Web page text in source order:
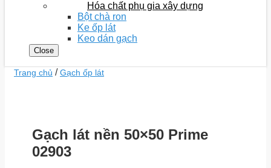
Hóa chất phụ gia xây dựng
Bột chà ron
Ke ốp lát
Keo dán gạch
Close
Trang chủ / Gạch ốp lát
Gạch lát nền 50×50 Prime
02903